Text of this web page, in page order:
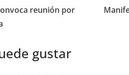
reunión por
gustar